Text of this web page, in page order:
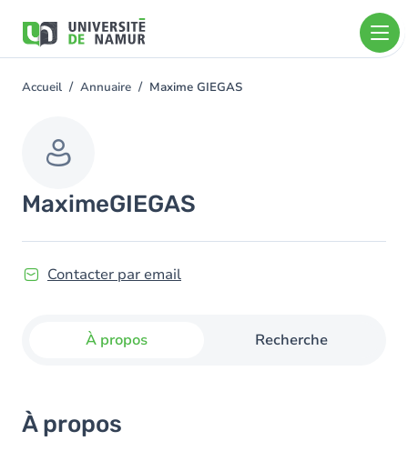
contenu
You
Accueil Annuaire Maxime GIEGAS
MaximeGIEGAS
Contacter par email
À propos Recherche
À propos